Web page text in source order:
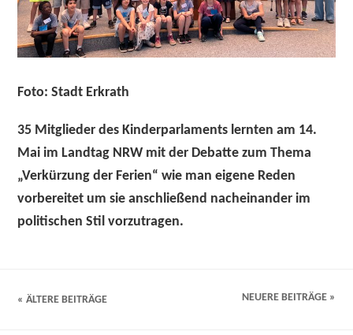
Foto: Stadt Erkrath
35 Mitglieder des Kinderparlaments lernten am 14.
Mai im Landtag NRW mit der Debatte zum Thema
„Verkürzung der Ferien“ wie man eigene Reden
vorbereitet um sie anschließend nacheinander im
politischen Stil vorzutragen.
« ÄLTERE BEITRÄGE NEUERE BEITRÄGE »